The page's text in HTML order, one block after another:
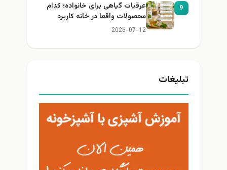
9
عرقیات گیاهی برای خانواده؛ کدام
محصولات واقعا در خانه کاربرد
دارند؟
2026-07-12
تبلیغات